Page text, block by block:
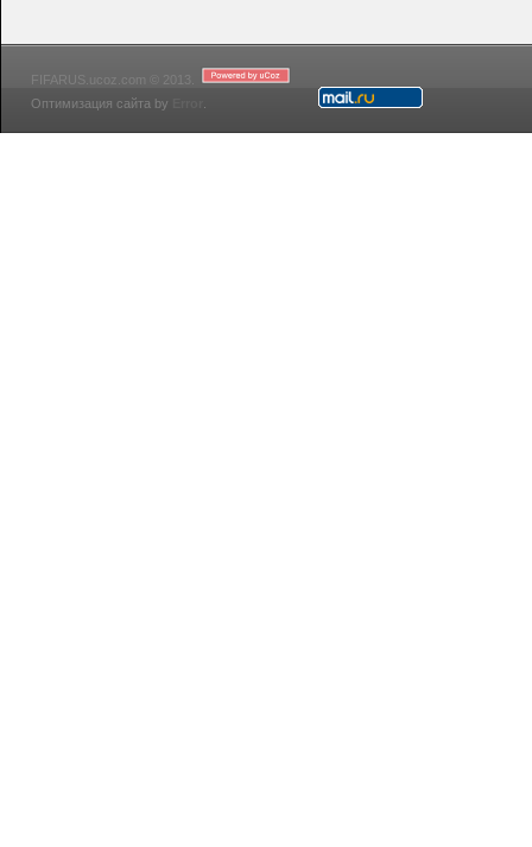
FIFARUS.ucoz.com © 2013.
Оптимизация сайта by